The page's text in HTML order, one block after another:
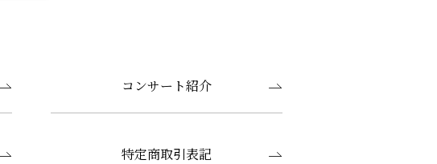
コンサート紹介
特定商取引表記